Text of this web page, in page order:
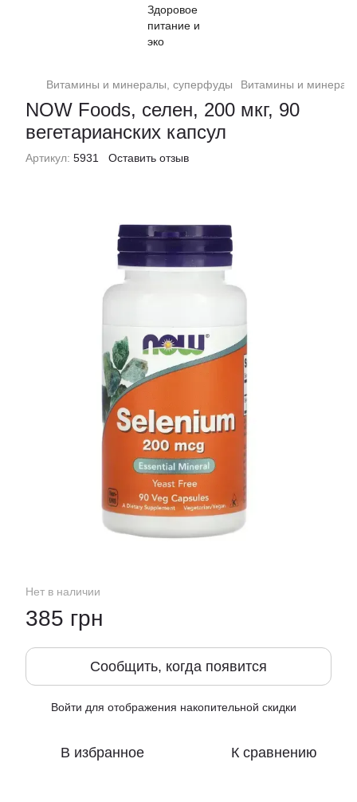
Витамины и минералы, суперфуды Витамины и
NOW Foods, селен, 200 мкг, 90
вегетарианских капсул
Артикул: 5931 Оставить отзыв
Нет в наличии
385 грн
Сообщить, когда появится
Войти для отображения накопительной скидки
В избранное К сравнению